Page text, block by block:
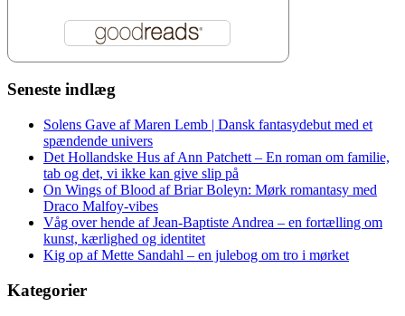
Seneste indlæg
Solens Gave af Maren Lemb | Dansk fantasydebut med et
spændende univers
Det Hollandske Hus af Ann Patchett – En roman om familie,
tab og det, vi ikke kan give slip på
On Wings of Blood af Briar Boleyn: Mørk romantasy med
Draco Malfoy-vibes
Våg over hende af Jean-Baptiste Andrea – en fortælling om
kunst, kærlighed og identitet
Kig op af Mette Sandahl – en julebog om tro i mørket
Kategorier